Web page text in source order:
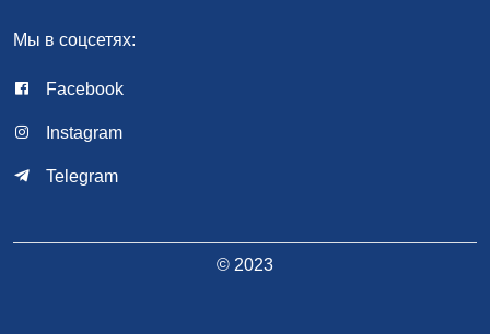
Мы в соцсетях:
Facebook
Instagram
Telegram
© 2023